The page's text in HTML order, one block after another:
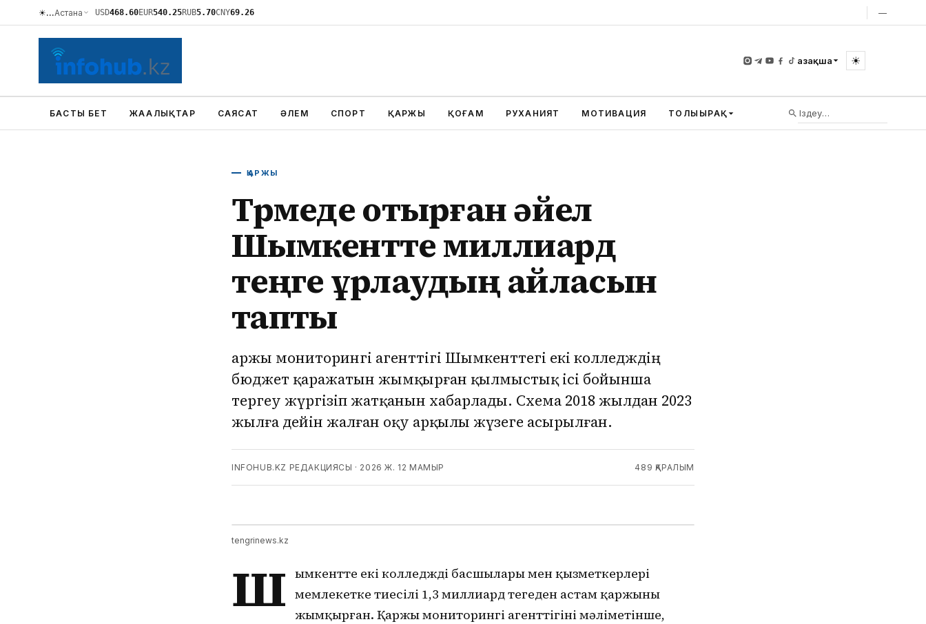
☀…Астана USD468.60EUR540.25RUB5.70CNY69.26 —
Қазақша ☀
БАСТЫ БЕТ ЖАҢАЛЫҚТАР САЯСАТ ӘЛЕМ СПОРТ ҚАРЖЫ ҚОҒАМ РУХАНИЯТ МОТИВАЦИЯ ТОЛЫҒЫРАҚ
ҚАРЖЫ
Түрмеде отырған әйел
Шымкентте миллиард
теңге ұрлаудың айласын
тапты
Қаржы мониторингі агенттігі Шымкенттегі екі колледждің
бюджет қаражатын жымқырған қылмыстық ісі бойынша
тергеу жүргізіп жатқанын хабарлады. Схема 2018 жылдан 2023
жылға дейін жалған оқу арқылы жүзеге асырылған.
INFOHUB.KZ РЕДАКЦИЯСЫ · 2026 Ж. 12 МАМЫР 489 ҚАРАЛЫМ
tengrinews.kz
Ш ымкентте екі колледждің басшылары мен қызметкерлері
мемлекетке тиесілі 1,3 миллиард теңгеден астам қаржыны
жымқырған. Қаржы мониторингі агенттігінің мәліметінше,